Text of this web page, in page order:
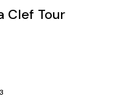
Clef Tour